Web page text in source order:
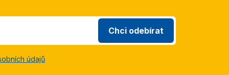
Chci odebírat
údajů